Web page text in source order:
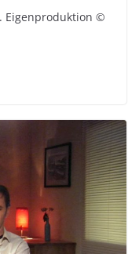
Eigenproduktion ©